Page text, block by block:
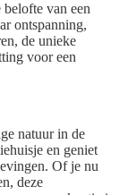
van een
ontspanning,
de unieke
voor een
natuur in de
en geniet
Of je nu
deze